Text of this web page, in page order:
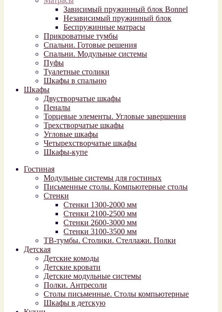
Зависимый пружинный блок Bonnel
Независимый пружинный блок
Беспружинные матрасы
Прикроватные тумбы
Спальни. Готовые решения
Спальни. Модульные системы
Пуфы
Туалетные столики
Шкафы в спальню
Шкафы
Двустворчатые шкафы
Пеналы
Торцевые элементы. Угловые завершения
Трехстворчатые шкафы
Угловые шкафы
Четырехстворчатые шкафы
Шкафы-купе
Гостиная
Модульные системы для гостиных
Письменные столы. Компьютерные столы
Стенки
Стенки 1300-2000 мм
Стенки 2100-2500 мм
Стенки 2600-3000 мм
Стенки 3100-3500 мм
ТВ-тумбы. Столики. Стеллажи. Полки
Детская
Детские комоды
Детские кровати
Детские модульные системы
Полки. Антресоли
Столы письменные. Столы компьютерные
Шкафы в детскую